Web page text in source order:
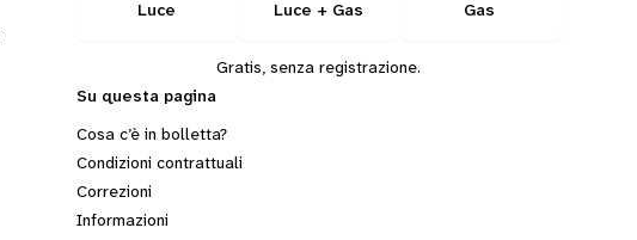
Luce Luce + Gas Gas
Gratis, senza registrazione.
Su questa pagina
Cosa c’è in bolletta?
Condizioni contrattuali
Correzioni
Informazioni